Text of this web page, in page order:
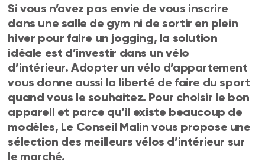
Si vous n’avez pas envie de vous inscrire
dans une salle de gym ni de sortir en plein
hiver pour faire un jogging, la solution
idéale est d’investir dans un vélo
d’intérieur. Adopter un vélo d’appartement
vous donne aussi la liberté de faire du sport
quand vous le souhaitez. Pour choisir le bon
appareil et parce qu’il existe beaucoup de
modèles, Le Conseil Malin vous propose une
sélection des meilleurs vélos d’intérieur sur
le marché.